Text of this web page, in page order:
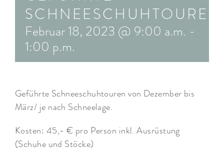
ARRANGEMENTS
WISSENSWERTES
SCHNEESCHUHTOUREN
Februar 18, 2023 @ 9:00 a.m. -
1:00 p.m.
Geführte Schneeschuhtouren von Dezember bis
März/ je nach Schneelage.
Kosten: 45,- € pro Person inkl. Ausrüstung
(Schuhe und Stöcke)